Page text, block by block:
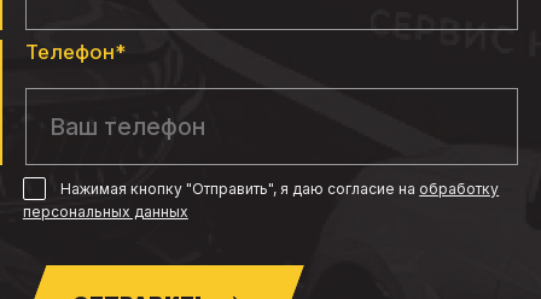
Телефон*
Нажимая кнопку "Отправить", я даю согласиена обработку
персональных данных